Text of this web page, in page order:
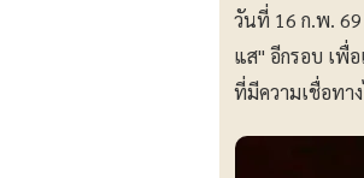
วันที่ 16 ก.พ. 69
แส" อีกรอบ เพื่
ที่มีความเชื่อทา